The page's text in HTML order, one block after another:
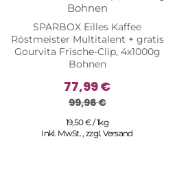
SPARBOX Eilles Kaffee
Röstmeister Multitalent + gratis
Gourvita Frische-Clip, 4x1000g
Bohnen
77,99 €
99,96 €
19,50 € / 1kg
Inkl. MwSt. ,zzgl.Versand